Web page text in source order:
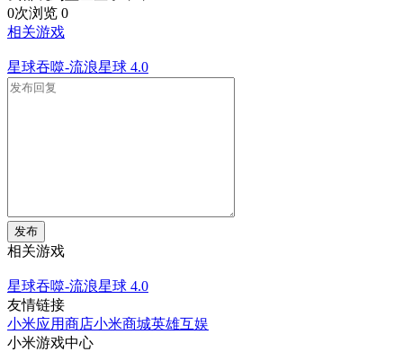
0次浏览 0
相关游戏
星球吞噬-流浪星球 4.0
发布
相关游戏
星球吞噬-流浪星球 4.0
友情链接
小米应用商店小米商城英雄互娱
小米游戏中心